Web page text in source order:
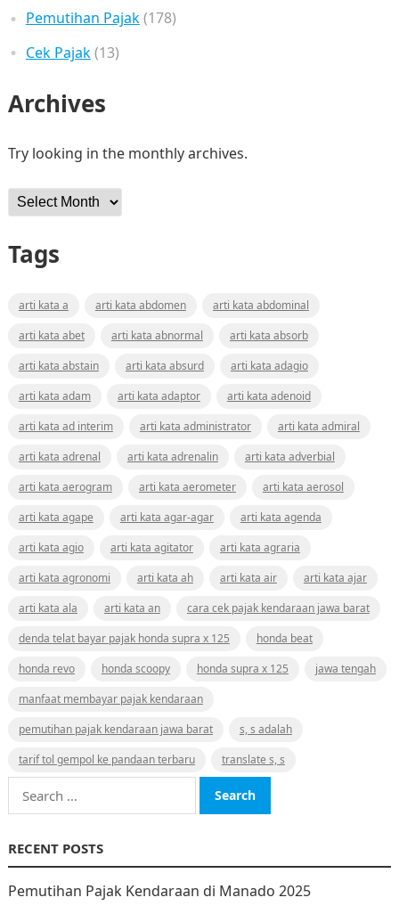
Pemutihan Pajak(178)
Cek Pajak(13)
Archives
Try looking in the monthly archives.
Archives
Tags
arti kata a arti kata abdomen
arti kata abdominal
arti kata abet
arti kata abnormal
arti kata absorb
arti kata abstain
arti kata absurd
arti kata adagio
arti kata adam
arti kata adaptor
arti kata adenoid
arti kata ad interim
arti kata administrator
arti kata admiral
arti kata adrenal
arti kata adrenalin
arti kata adverbial
arti kata aerogram
arti kata aerometer
arti kata aerosol
arti kata agape
arti kata agar-agar
arti kata agenda
arti kata agio
arti kata agitator
arti kata agraria
arti kata agronomi
arti kata ah arti kata air
arti kata ajar
arti kata ala
arti kata an
cara cek pajak kendaraan jawa barat
denda telat bayar pajak honda supra x 125
honda beat
honda revo
honda scoopy honda supra x 125
jawa tengah
manfaat membayar pajak kendaraan
pemutihan pajak kendaraan jawa barat
s, s adalah
tarif tol gempol ke pandaan terbaru
translate s, s
Search
for:
RECENT POSTS
Pemutihan Pajak Kendaraan di Manado 2025